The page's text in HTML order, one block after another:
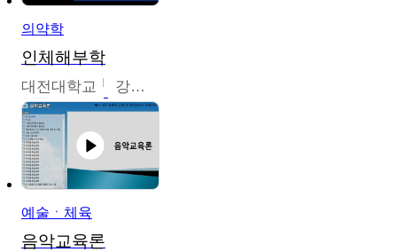
의약학
인체해부학
대전대학교 강지혁
예술ㆍ체육
음악교육론